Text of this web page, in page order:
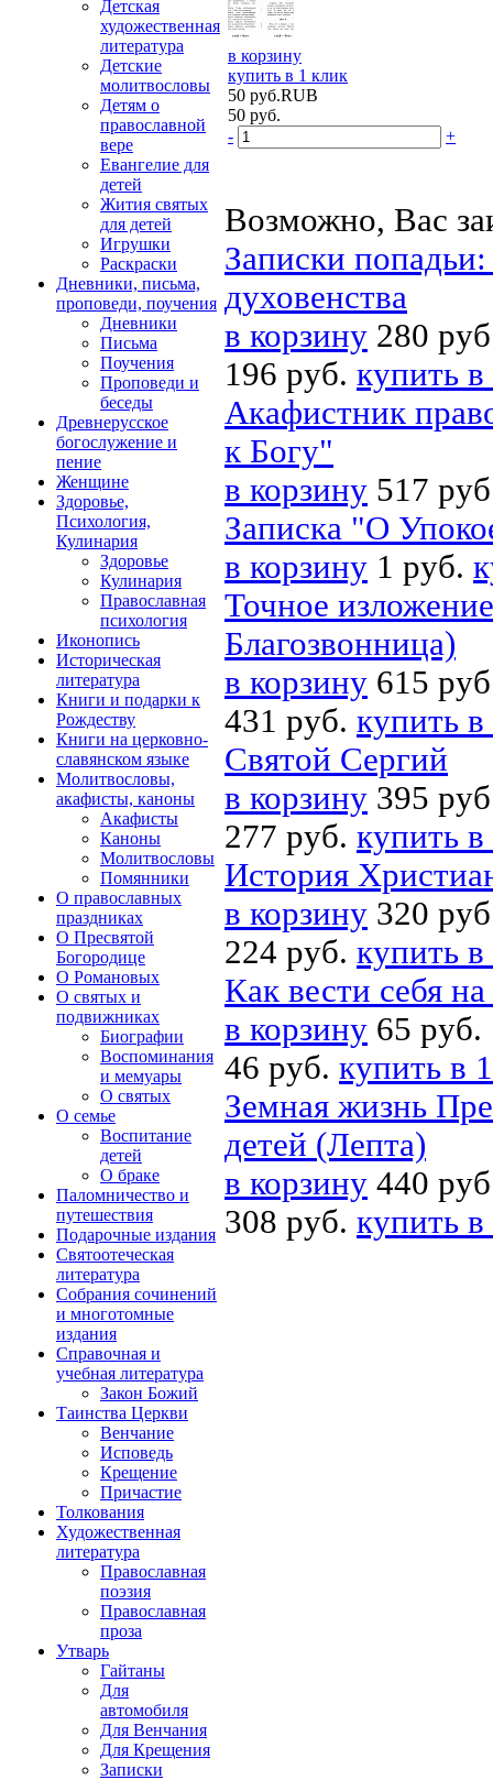
Детская
художественная
литература
Детские
молитвословы
Детям о
православной
вере
Евангелие для
детей
Жития святых
для детей
Игрушки
Раскраски
Дневники, письма,
проповеди, поучения
Дневники
Письма
Поучения
Проповеди и
беседы
Древнерусское
богослужение и
пение
Женщине
Здоровье,
Психология,
Кулинария
Здоровье
Кулинария
Православная
психология
Иконопись
Историческая
литература
Книги и подарки к
Рождеству
Книги на церковно-
славянском языке
Молитвословы,
акафисты, каноны
Акафисты
Каноны
Молитвословы
Помянники
О православных
праздниках
О Пресвятой
Богородице
О Романовых
О святых и
подвижниках
Биографии
Воспоминания
и мемуары
О святых
О семье
Воспитание
детей
О браке
Паломничество и
путешествия
Подарочные издания
Святоотеческая
литература
Собрания сочинений
и многотомные
издания
Справочная и
учебная литература
Закон Божий
Таинства Церкви
Венчание
Исповедь
Крещение
Причастие
Толкования
Художественная
литература
Православная
поэзия
Православная
проза
Утварь
Гайтаны
Для
автомобиля
Для Венчания
Для Крещения
Записки
в корзину
купить в 1 клик
50 руб.RUB
50 руб.
-
+
Возможно, Вас
Записки
духовенства
в корзину 280
196 руб. купить
Акафистник
к Богу"
в корзину 517
Записка "О
в корзину 1 руб.
Точное
Благозвонница)
в корзину 615
431 руб. купить
Святой Сергий
в корзину 395
277 руб. купить
История
в корзину 320
224 руб. купить
Как вести себя
в корзину 65 руб.
46 руб. купить в
Земная жизнь
детей (Лепта)
в корзину 440
308 руб. купить